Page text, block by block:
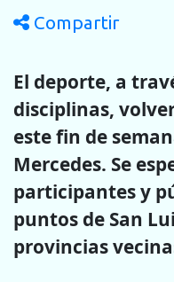
Compartir
El deporte, a
disciplinas,
este fin de
Mercedes. Se
participantes y
puntos de San
provincias